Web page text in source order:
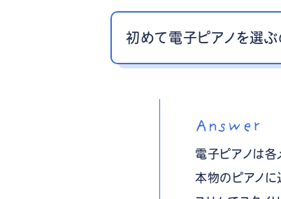
初めて電子ピアノを選ぶ
Answer
電子ピアノは各
本物のピアノ